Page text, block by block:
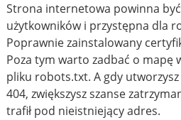
Strona internetowa powinna
użytkowników i przystępna dla
Poprawnie zainstalowany
Poza tym warto zadbać o mapę
pliku robots.txt. A gdy utworzysz
404, zwiększysz szanse
trafił pod nieistniejący adres.